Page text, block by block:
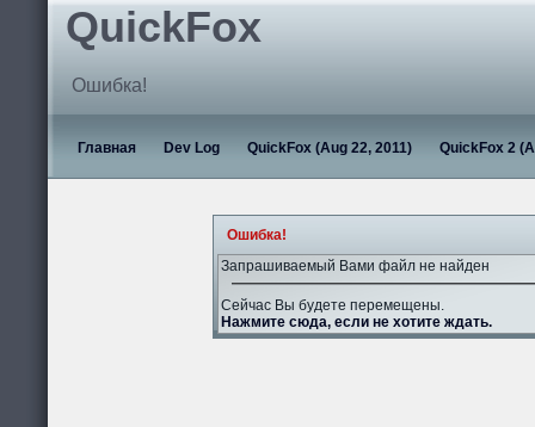
QuickFox
Ошибка!
Главная Dev Log QuickFox (Aug 22, 2011) QuickFox 2
Ошибка!
Запрашиваемый Вами файл не найден
Сейчас Вы будете перемещены.
Нажмите сюда, если не хотите ждать.